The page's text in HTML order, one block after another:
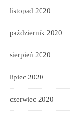
listopad 2020
październik 2020
sierpień 2020
lipiec 2020
czerwiec 2020